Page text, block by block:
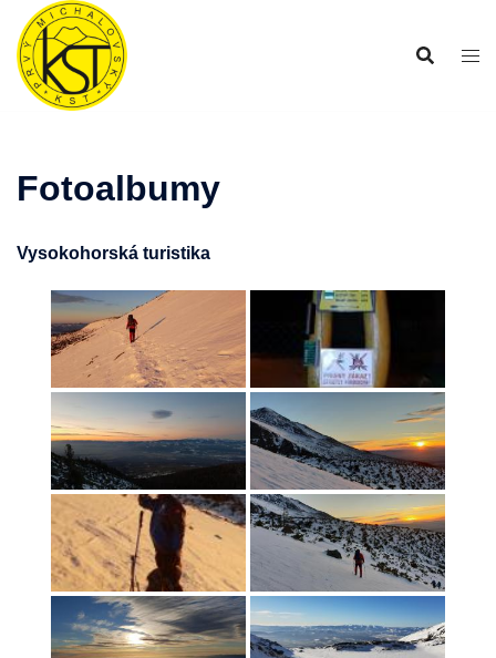
Preskočiť
obsah
Fotoalbumy
Vysokohorská turistika